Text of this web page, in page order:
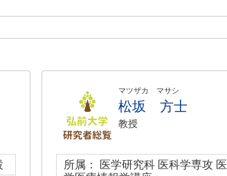
マツザカ マサシ
松坂 方士
教授
所属： 医学研究科 医科学専攻 医